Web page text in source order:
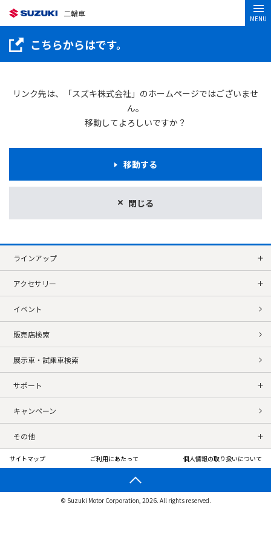
二輪車
MENU
こちらからはです。
リンク先は、「スズキ株式会社」のホームページではございませ
ん。
移動してよろしいですか？
閉じる
移動する
ラインアップ
アクセサリー
イベント
販売店検索
展示車・試乗車検索
サポート
キャンペーン
その他
サイトマップ ご利用にあたって 個人情報の取り扱いについて
© Suzuki Motor Corporation, 2026. All rights reserved.